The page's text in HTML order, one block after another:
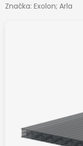
Značka: Exolon; Arla